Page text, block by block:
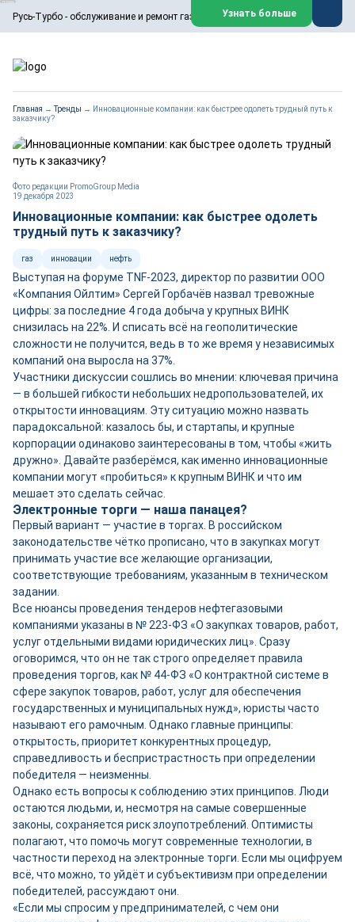
Русь-Турбо - обслуживание и ремонт газовых паровых турбин
ООО «Русь-Турбо» занимается сервисом газовых и паровых
турбин, комплексным ремонтом, восстановлением,
техническим обслуживанием оборудования ТЭС,
работают на нефтегазовых, нефтехимических,
металлургических и других предприятиях.
Реклама. ООО «Русь-Турбо», ИНН 7802588950
erid: F7NfYUJCUneVdwPs4znf
Перейти на сайт Закрыть
Узнать больше
Главная →Тренды → Инновационные компании: как быстрее одолеть трудный путь к
заказчику?
19 декабря 2023
Фото редакции PromoGroup Media
Инновационные компании: как быстрее одолеть
трудный путь к заказчику?
газ инновации нефть
Выступая на форуме TNF-2023, директор по развитии ООО
«Компания Ойлтим» Сергей Горбачёв назвал тревожные
цифры: за последние 4 года добыча у крупных ВИНК
снизилась на 22%. И списать всё на геополитические
сложности не получится, ведь в то же время у независимых
компаний она выросла на 37%.
Участники дискуссии сошлись во мнении: ключевая причина
— в большей гибкости небольших недропользователей, их
открытости инновациям. Эту ситуацию можно назвать
парадоксальной: казалось бы, и стартапы, и крупные
корпорации одинаково заинтересованы в том, чтобы «жить
дружно». Давайте разберёмся, как именно инновационные
компании могут «пробиться» к крупным ВИНК и что им
мешает это сделать сейчас.
Электронные торги — наша панацея?
Первый вариант — участие в торгах. В российском
законодательстве чётко прописано, что в закупках могут
принимать участие все желающие организации,
соответствующие требованиям, указанным в техническом
задании.
Все нюансы проведения тендеров нефтегазовыми
компаниями указаны в № 223-ФЗ «О закупках товаров, работ,
услуг отдельными видами юридических лиц». Сразу
оговоримся, что он не так строго определяет правила
проведения торгов, как № 44-ФЗ «О контрактной системе в
сфере закупок товаров, работ, услуг для обеспечения
государственных и муниципальных нужд», юристы часто
называют его рамочным. Однако главные принципы:
открытость, приоритет конкурентных процедур,
справедливость и беспристрастность при определении
победителя — неизменны.
Однако есть вопросы к соблюдению этих принципов. Люди
остаются людьми, и, несмотря на самые совершенные
законы, сохраняется риск злоупотреблений. Оптимисты
полагают, что помочь могут современные технологии, в
частности переход на электронные торги. Если мы оцифруем
всё, что можно, то уйдёт и субъективизм при определении
победителей, рассуждают они.
«Если мы спросим у предпринимателей, с чем они